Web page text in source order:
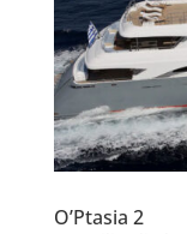
O’Ptasia 2